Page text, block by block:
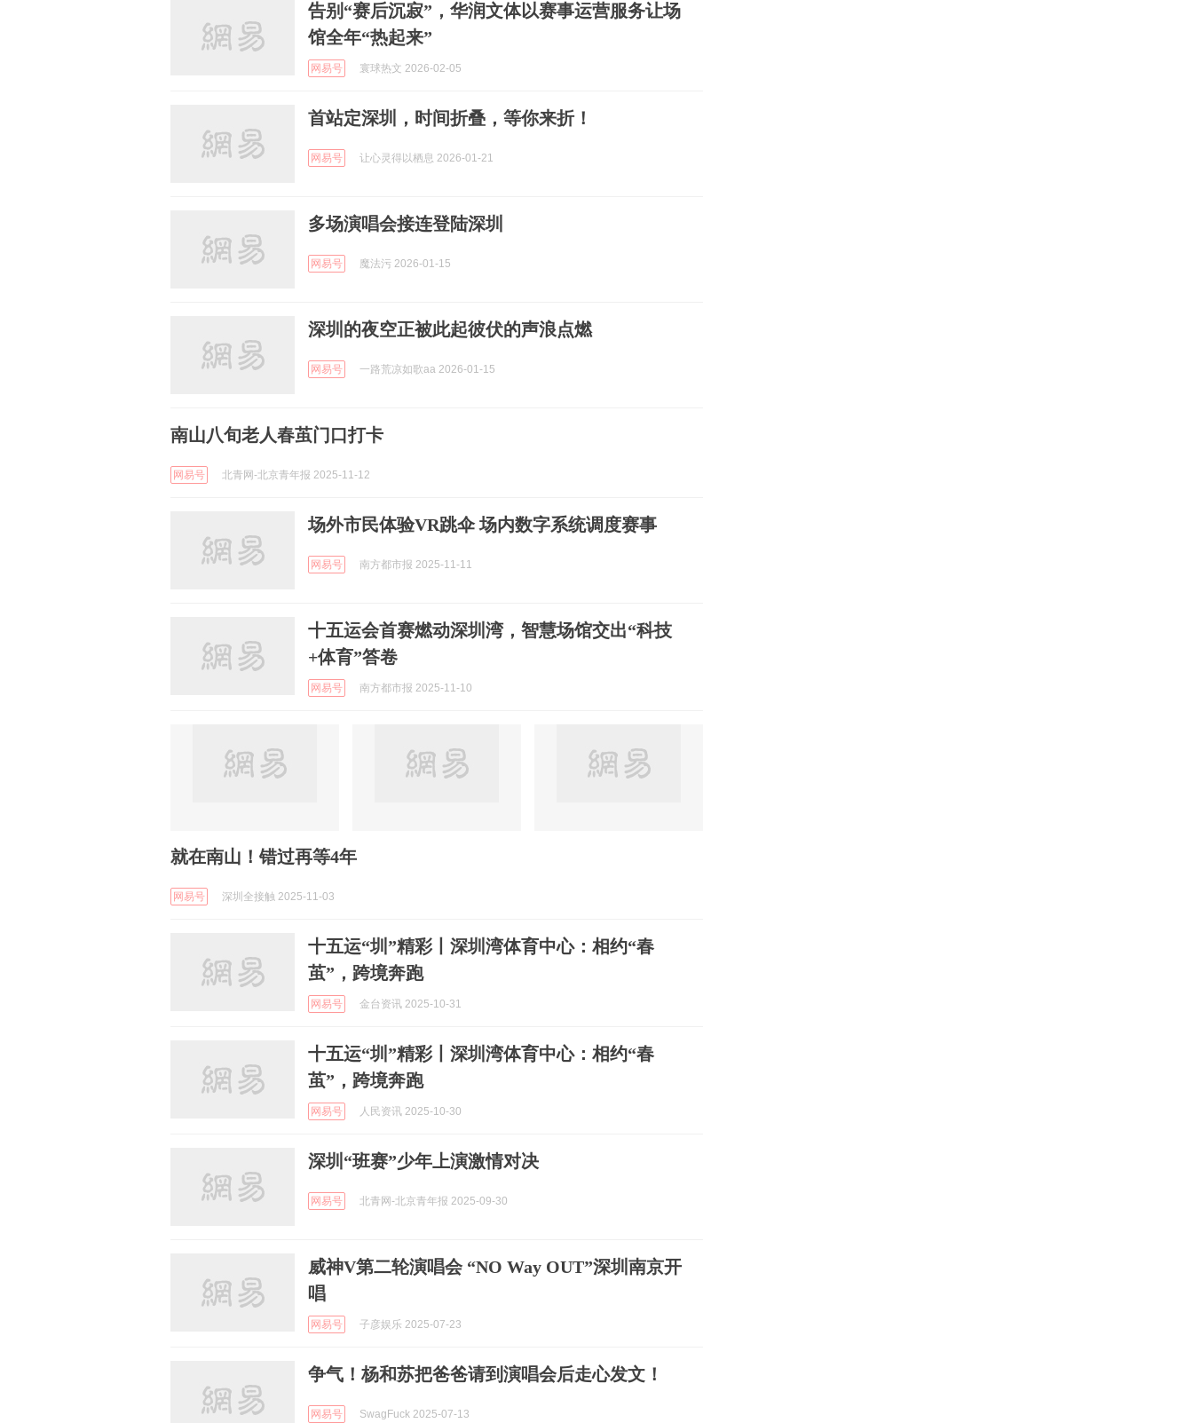
告别“赛后沉寂”，华润文体以赛事运营服务让场
馆全年“热起来”
网易号 寰球热文 2026-02-05
首站定深圳，时间折叠，等你来折！
网易号 让心灵得以栖息 2026-01-21
多场演唱会接连登陆深圳
网易号 魔法污 2026-01-15
深圳的夜空正被此起彼伏的声浪点燃
网易号 一路荒凉如歌aa 2026-01-15
南山八旬老人春茧门口打卡
网易号 北青网-北京青年报 2025-11-12
场外市民体验VR跳伞 场内数字系统调度赛事
网易号 南方都市报 2025-11-11
十五运会首赛燃动深圳湾，智慧场馆交出“科技
+体育”答卷
网易号 南方都市报 2025-11-10
就在南山！错过再等4年
网易号 深圳全接触 2025-11-03
十五运“圳”精彩丨深圳湾体育中心：相约“春
茧”，跨境奔跑
网易号 金台资讯 2025-10-31
十五运“圳”精彩丨深圳湾体育中心：相约“春
茧”，跨境奔跑
网易号 人民资讯 2025-10-30
深圳“班赛”少年上演激情对决
网易号 北青网-北京青年报 2025-09-30
威神V第二轮演唱会 “NO Way OUT”深圳南京开
唱
网易号 子彦娱乐 2025-07-23
争气！杨和苏把爸爸请到演唱会后走心发文！
网易号 SwagFuck 2025-07-13